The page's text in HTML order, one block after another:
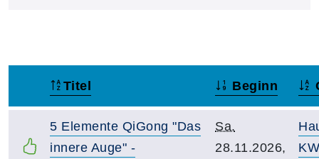
Titel Beginn
5 Elemente QiGong "Das
innere Auge" -
Sa.
28.11.2026,